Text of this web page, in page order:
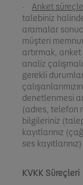
·Anket
talebiniz
aramalar
müşteri
artırmak,
analiz
gerekli
denetlenmesi
(adres, telefon
bilgileriniz
kayıtlarınız
ses
KVKK Süreçleri